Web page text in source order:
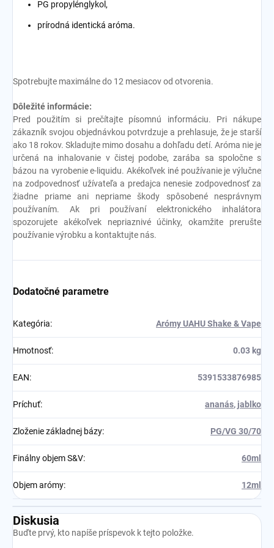
PG propylénglykol,
prírodná identická aróma.
Spotrebujte maximálne do 12 mesiacov od otvorenia.
Dôležité informácie:
Pred použitím si prečítajte písomnú informáciu. Pri nákupe
zákazník svojou objednávkou potvrdzuje a prehlasuje, že je starší
ako 18 rokov. Skladujte mimo dosahu a dohľadu detí. Aróma nie je
určená na inhalovanie v čistej podobe, zarába sa spoločne s
bázou na vyrobenie e-liquidu. Akékoľvek iné používanie je výlučne
na zodpovednosť užívateľa a predajca nenesie zodpovednosť za
žiadne priame ani nepriame škody spôsobené nesprávnym
používaním. Ak pri používaní elektronického inhalátora
spozorujete akékoľvek nepriaznivé účinky, okamžite prerušte
používanie výrobku a kontaktujte nás.
Dodatočné parametre
Kategória: Arómy UAHU Shake & Vape
Hmotnosť: 0.03 kg
EAN: 5391533876985
Príchuť: ananás, jablko
Zloženie základnej bázy: PG/VG 30/70
Finálny objem S&V: 60ml
Objem arómy: 12ml
Diskusia
Buďte prvý, kto napíše príspevok k tejto položke.